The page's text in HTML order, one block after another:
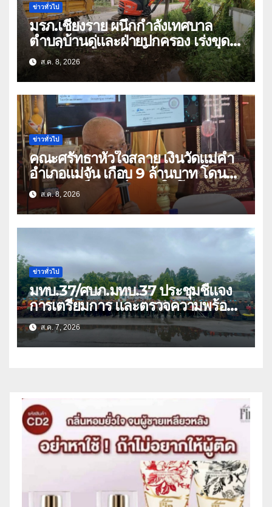
ข่าวทั่วไป
มรภ.เชียงราย ผนึกกำลังเทศบาล
ตำบลบ้านดู่และฝ่ายปกครอง เร่งขุด
ลอกสิ่งกีดขวางทางน้ำ ป้องกันและลด
ปัญหาน้ำท่วม
ส.ค. 8, 2026
ข่าวทั่วไป
คณะศรัทธาหัวใจสลาย เงินวัดแม่คำ
อำเภอแม่จัน เกือบ 9 ล้านบาท โดน
แก๊งคอลเซ็นเตอร์หลอกให้โอนข้ามปีก
ว่า 66 บัญชี
ส.ค. 8, 2026
ข่าวทั่วไป
มทบ.37/ศบภ.มทบ.37 ประชุมชี้แจง
การเตรียมการ และตรวจความพร้อม
ด้านการบรรเทาสาธารณภัย
ส.ค. 7, 2026